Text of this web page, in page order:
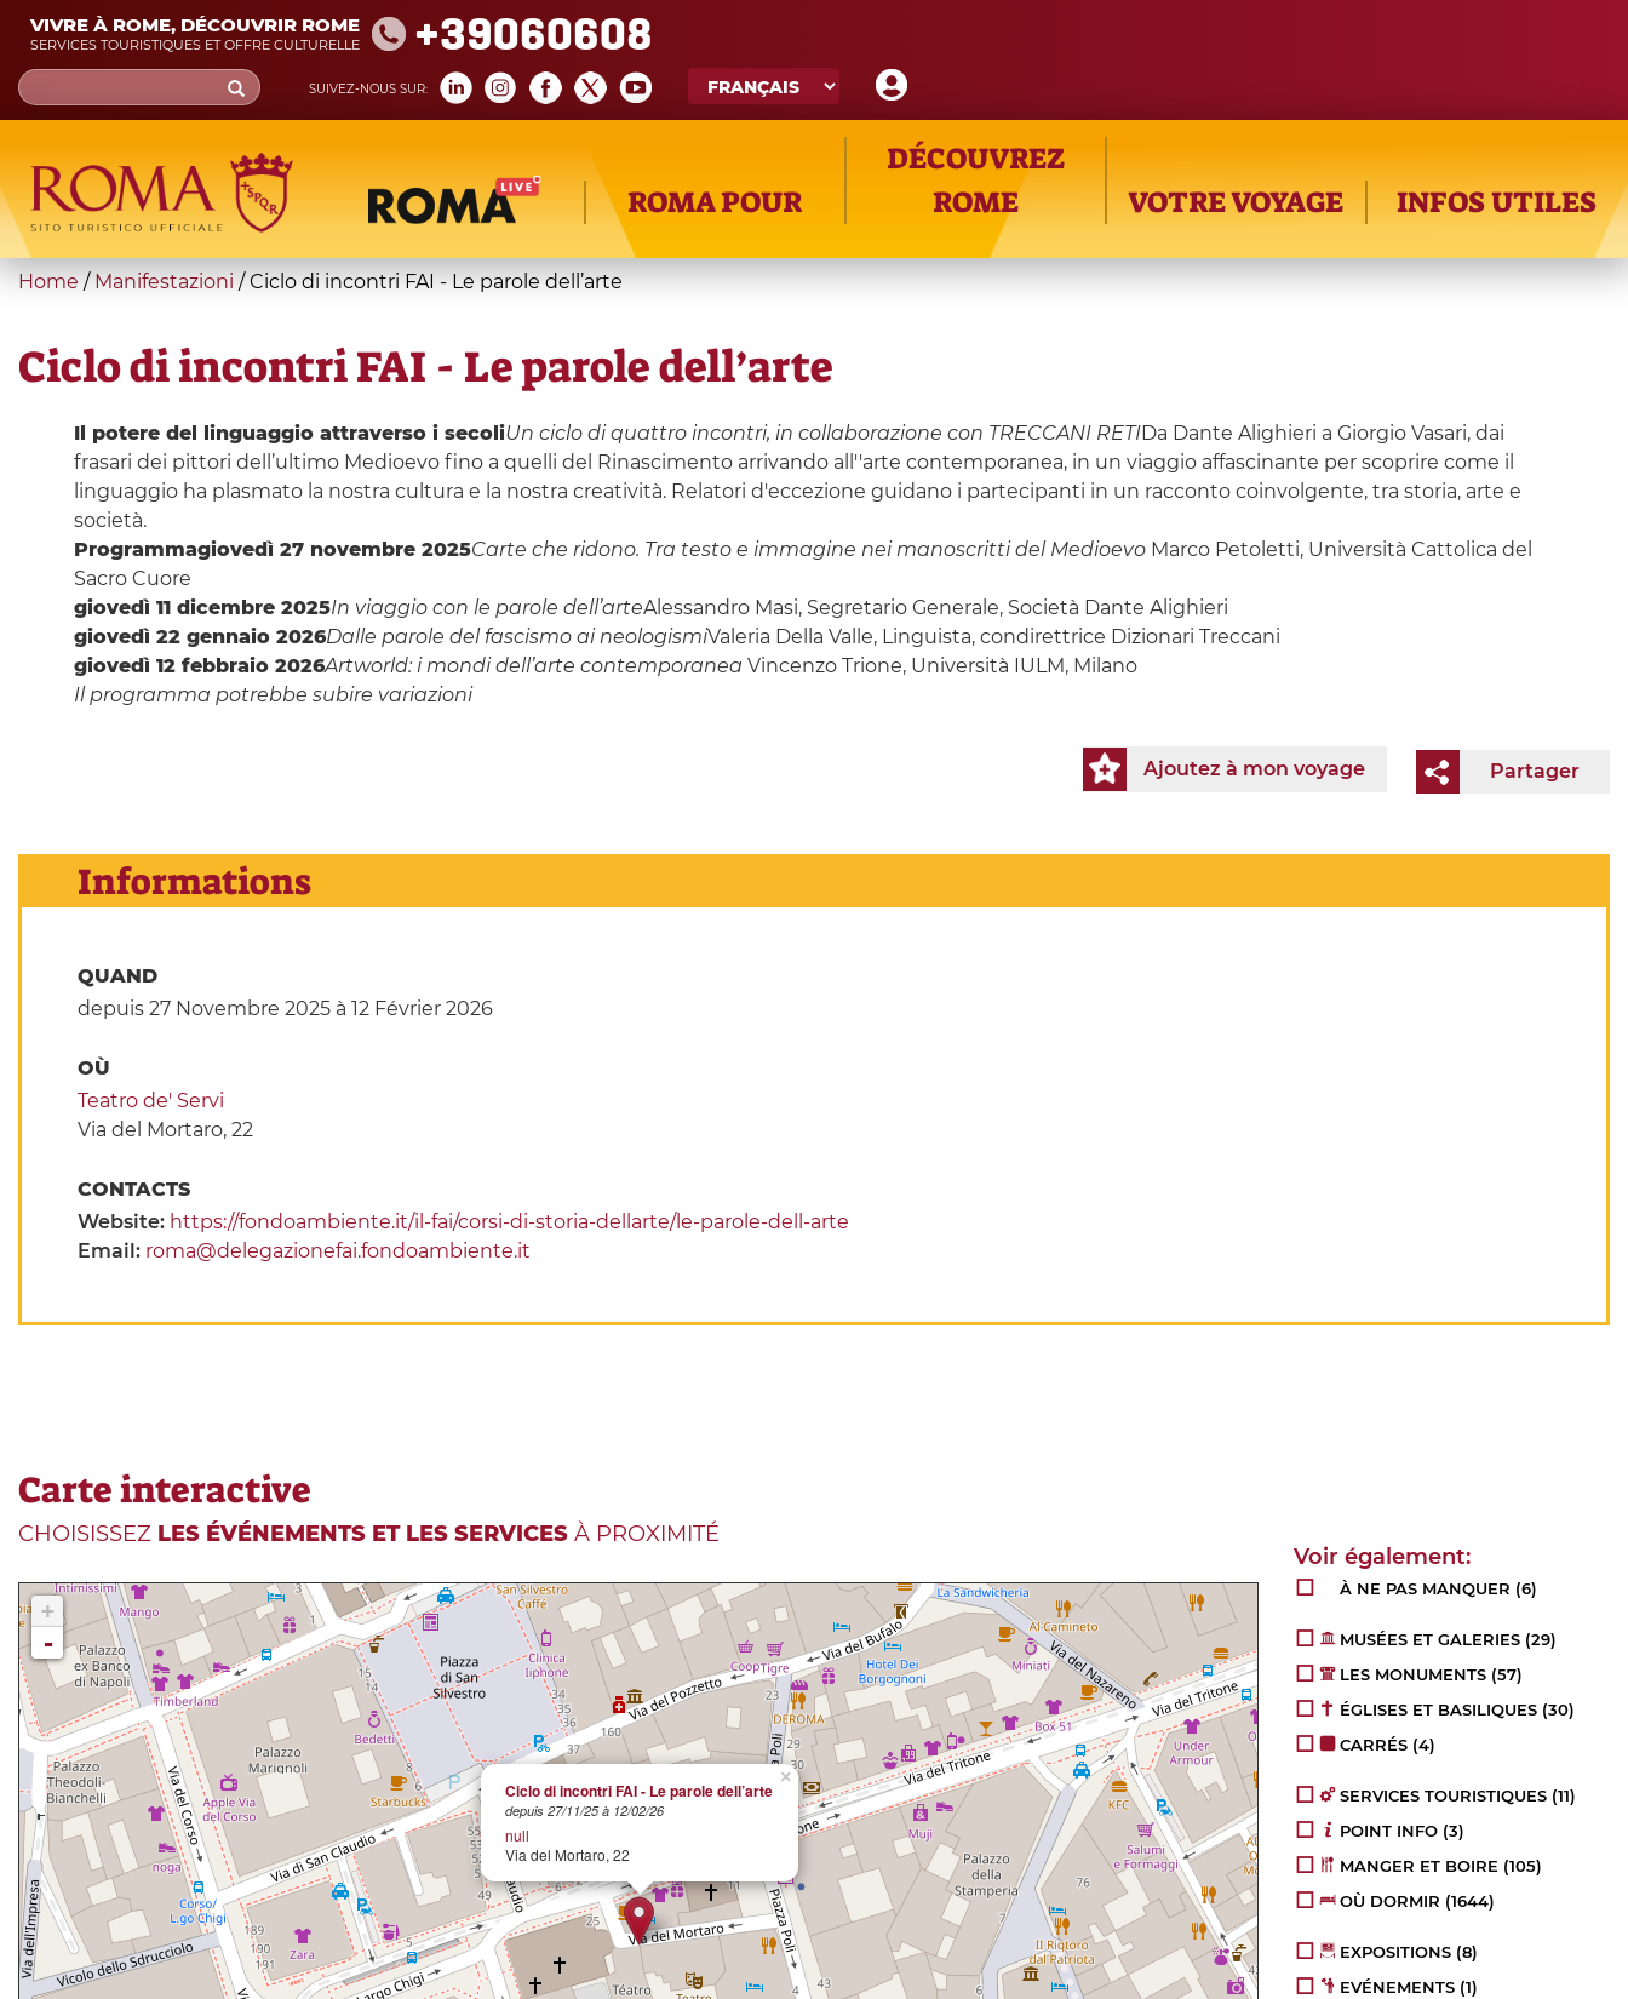
Skip
main
content
VIVRE À ROME, DÉCOUVRIR ROME
SERVICES TOURISTIQUES ET OFFRE CULTURELLE +39060608
SUIVEZ-NOUS SUR:
Search
form
Recherche
ROMA POUR
DÉCOUVREZ
ROME
VOTRE VOYAGE INFOS UTILES
You
here
Home / Manifestazioni /Ciclo di incontri FAI - Le parole dell’arte
Ciclo di incontri FAI - Le parole dell’arte
Il potere del linguaggio attraverso i secoliUn ciclo di quattro incontri, in collaborazione con TRECCANI RETIDa Dante Alighieri a Giorgio Vasari, dai
frasari dei pittori dell’ultimo Medioevo fino a quelli del Rinascimento arrivando all''arte contemporanea, in un viaggio affascinante per scoprire come il
linguaggio ha plasmato la nostra cultura e la nostra creatività. Relatori d'eccezione guidano i partecipanti in un racconto coinvolgente, tra storia, arte e
società.
Programmagiovedì 27 novembre 2025Carte che ridono. Tra testo e immagine nei manoscritti del Medioevo Marco Petoletti, Università Cattolica del
Sacro Cuore
giovedì 11 dicembre 2025In viaggio con le parole dell’arteAlessandro Masi, Segretario Generale, Società Dante Alighieri
giovedì 22 gennaio 2026Dalle parole del fascismo ai neologismiValeria Della Valle, Linguista, condirettrice Dizionari Treccani
giovedì 12 febbraio 2026Artworld: i mondi dell’arte contemporanea Vincenzo Trione, Università IULM, Milano
Il programma potrebbe subire variazioni
Partager
Ajoutez à mon voyage
Informations
QUAND
depuis 27 Novembre 2025à 12 Février 2026
OÙ
Teatro de' Servi
Via del Mortaro, 22
CONTACTS
Website: https://fondoambiente.it/il-fai/corsi-di-storia-dellarte/le-parole-dell-arte
Email: roma@delegazionefai.fondoambiente.it
Carte interactive
CHOISISSEZ LES ÉVÉNEMENTS ET LES SERVICES À PROXIMITÉ
×
Ciclo di incontri FAI - Le parole dell’arte
depuis 27/11/25 à 12/02/26
null
Via del Mortaro, 22
+
-
À NE PAS MANQUER (6)
MUSÉES ET GALERIES (29)
LES MONUMENTS (57)
ÉGLISES ET BASILIQUES (30)
CARRÉS (4)
SERVICES TOURISTIQUES (11)
POINT INFO (3)
MANGER ET BOIRE (105)
OÙ DORMIR (1644)
EXPOSITIONS (8)
EVÉNEMENTS (1)